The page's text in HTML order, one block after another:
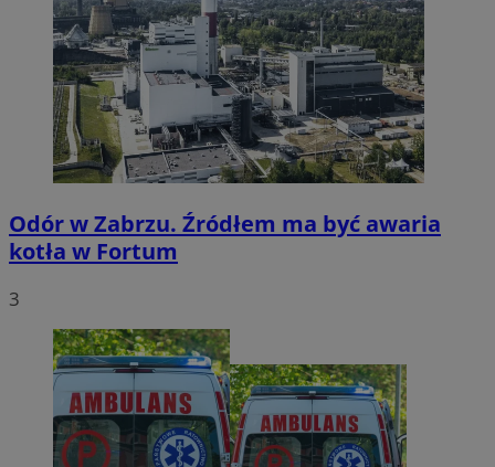
Odór w Zabrzu. Źródłem ma być awaria
kotła w Fortum
3